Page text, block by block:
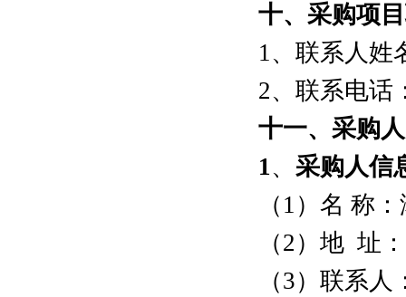
十、采购项
1、联系人
2、联系电话
十一、采购
1、 采购人信
（1）名 称
（2）地 址
（3）联系